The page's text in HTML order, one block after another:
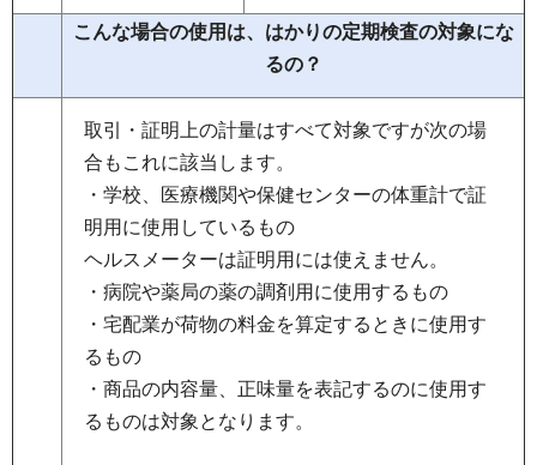
こんな場合の使用は、はかりの定期検査の対象にな
るの？
取引・証明上の計量はすべて対象ですが次の場
合もこれに該当します。
・学校、医療機関や保健センターの体重計で証
明用に使用しているもの
ヘルスメーターは証明用には使えません。
・病院や薬局の薬の調剤用に使用するもの
・宅配業が荷物の料金を算定するときに使用す
るもの
・商品の内容量、正味量を表記するのに使用す
るものは対象となります。